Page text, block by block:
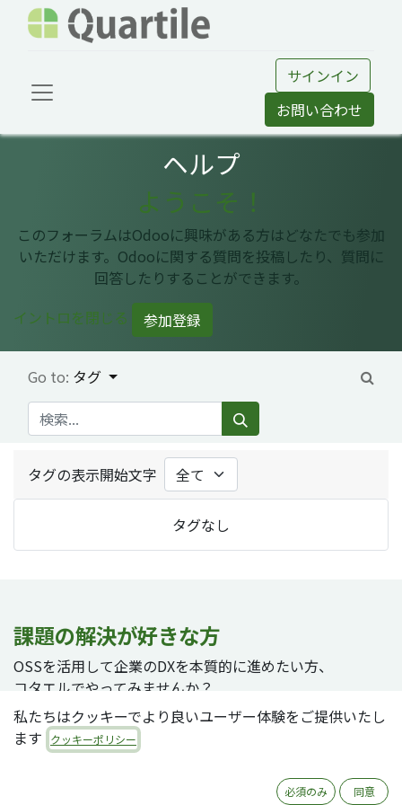
サインイン
お問い合わせ
ヘルプ
ようこそ！
このフォーラムはOdooに興味がある方はどなたでも参加
いただけます。Odooに関する質問を投稿したり、質問に
回答したりすることができます。
イントロを閉じる
参加登録
Go to: タグ
タグの表示開始文字
タグなし
課題の解決が好きな方
OSSを活用して企業のDXを本質的に進めたい方、
コタエルでやってみませんか？
私たちはクッキーでより良いユーザー体験をご提供いたし
ます
クッキーポリシー
必須のみ 同意